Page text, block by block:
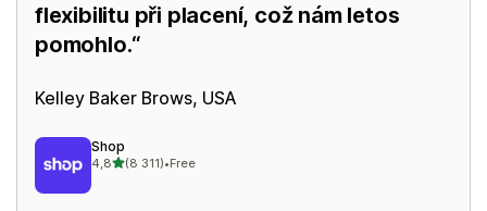
flexibilitu při placení, což nám letos
pomohlo.
Kelley Baker Brows, USA
Shop
4,8z 5 hvězd
(8 311)
Celkový počet recenzí: 8311
•Free